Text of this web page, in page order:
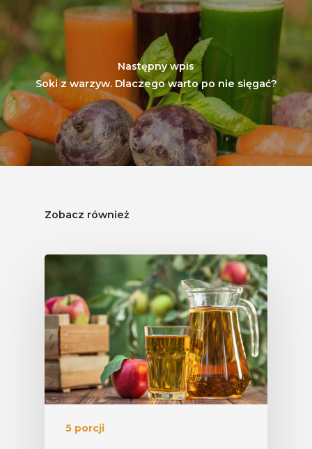
Następny wpis
Soki z warzyw. Dlaczego warto po nie sięgać?
Zobacz również
5 porcji